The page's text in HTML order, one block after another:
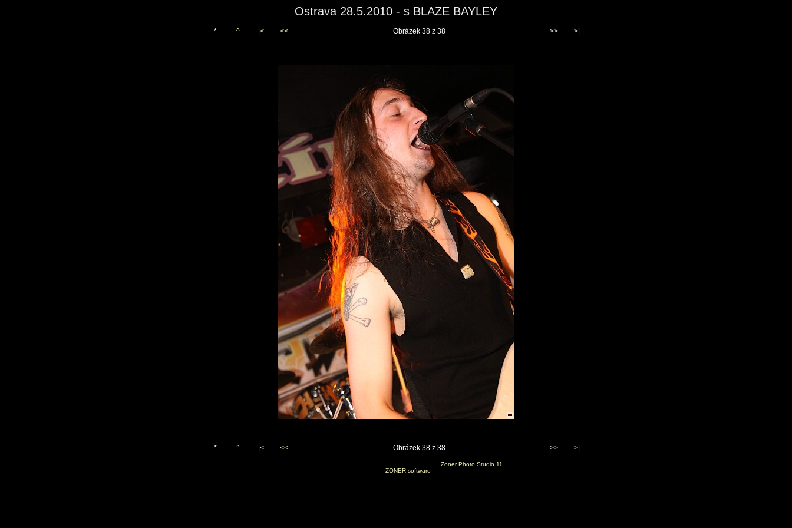
Ostrava 28.5.2010 - s BLAZE BAYLEY
* ^ |< << Obrázek 38 z 38 >> >|
* ^ |< << Obrázek 38 z 38 >> >|
Zoner Photo Studio 11
ZONER software